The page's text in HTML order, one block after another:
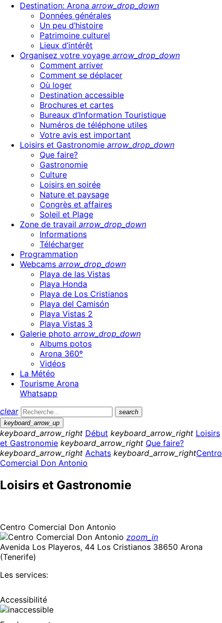
Destination: Arona arrow_drop_down
Données générales
Un peu d’histoire
Patrimoine culturel
Lieux d’intérêt
Organisez votre voyage arrow_drop_down
Comment arriver
Comment se déplacer
Où loger
Destination accessible
Brochures et cartes
Bureaux d’Information Touristique
Numéros de téléphone utiles
Votre avis est important
Loisirs et Gastronomie arrow_drop_down
Que faire?
Gastronomie
Culture
Loisirs en soirée
Nature et paysage
Congrès et affaires
Soleil et Plage
Zone de travail arrow_drop_down
Informations
Télécharger
Programmation
Webcams arrow_drop_down
Playa de las Vistas
Playa Honda
Playa de Los Cristianos
Playa del Camisón
Playa Vistas 2
Playa Vistas 3
Galerie photo arrow_drop_down
Albums potos
Arona 360º
Vidéos
La Météo
Tourisme Arona
Whatsapp
clear
search
keyboard_arrow_up
keyboard_arrow_right Début keyboard_arrow_right Loisirs
et Gastronomie keyboard_arrow_right Que faire?
keyboard_arrow_right Achats keyboard_arrow_rightCentro
Comercial Don Antonio
Loisirs et Gastronomie
Centro Comercial Don Antonio
zoom_in
Avenida Los Playeros, 44 Los Cristianos 38650 Arona
(Tenerife)
Les services:
Accessibilité